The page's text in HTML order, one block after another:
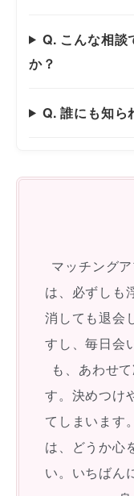
Q. こんな相談
か？
Q. 誰にも知ら
マッチング
は、必ずしも
消しても退会
すし、毎日会
も、あわせ
す。決めつけ
てしまいます
は、どうか心
い。いちばん